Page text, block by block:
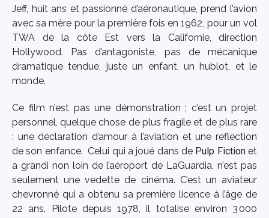
Jeff, huit ans et passionné d’aéronautique, prend l’avion
avec sa mère pour la première fois en 1962, pour un vol
TWA de la côte Est vers la Californie, direction
Hollywood. Pas d’antagoniste, pas de mécanique
dramatique tendue, juste un enfant, un hublot, et le
monde.
Ce film n’est pas une démonstration ; c’est un projet
personnel, quelque chose de plus fragile et de plus rare
: une déclaration d’amour à l’aviation et une reflection
de son enfance. Celui qui a joué dans de Pulp Fictionet
a grandi non loin de l’aéroport de LaGuardia, n’est pas
seulement une vedette de cinéma. C’est un aviateur
chevronné qui a obtenu sa première licence à l’âge de
22 ans. Pilote depuis 1978, il totalise environ 3 000